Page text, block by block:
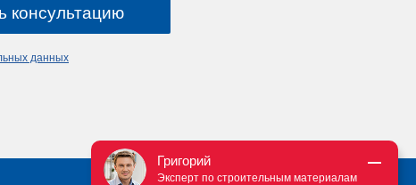
данных
Григорий
Эксперт по строительным материалам